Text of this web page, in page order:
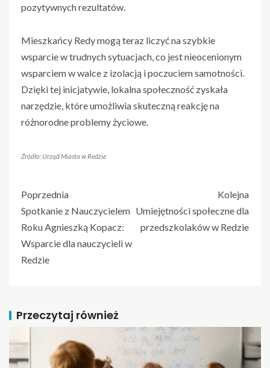
pozytywnych rezultatów.
Mieszkańcy Redy mogą teraz liczyć na szybkie
wsparcie w trudnych sytuacjach, co jest nieocenionym
wsparciem w walce z izolacją i poczuciem samotności.
Dzięki tej inicjatywie, lokalna społeczność zyskała
narzędzie, które umożliwia skuteczną reakcję na
różnorodne problemy życiowe.
Źródło: Urząd Miasta w Redzie
Poprzednia
Spotkanie z Nauczycielem
Roku Agnieszką Kopacz:
Wsparcie dla nauczycieli w
Redzie
Kolejna
Umiejętności społeczne dla
przedszkolaków w Redzie
Przeczytaj również